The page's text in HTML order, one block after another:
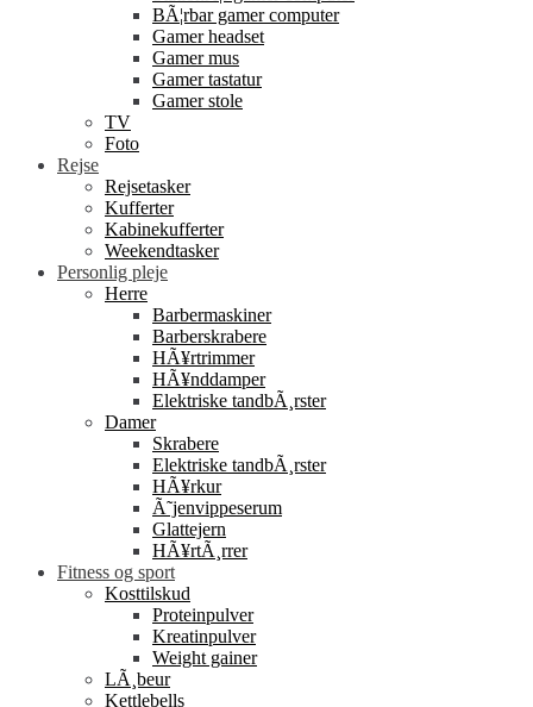
BÃ¦rbar gamer computer
Gamer headset
Gamer mus
Gamer tastatur
Gamer stole
TV
Foto
Rejse
Rejsetasker
Kufferter
Kabinekufferter
Weekendtasker
Personlig pleje
Herre
Barbermaskiner
Barberskrabere
HÃ¥rtrimmer
HÃ¥nddamper
Elektriske tandbÃ¸rster
Damer
Skrabere
Elektriske tandbÃ¸rster
HÃ¥rkur
Ã˜jenvippeserum
Glattejern
HÃ¥rtÃ¸rrer
Fitness og sport
Kosttilskud
Proteinpulver
Kreatinpulver
Weight gainer
LÃ¸beur
Kettlebells